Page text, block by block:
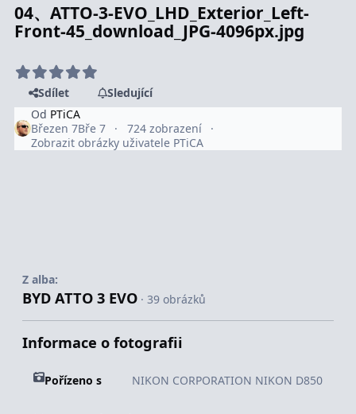
04、ATTO-3-EVO_LHD_Exterior_Left-
Front-45_download_JPG-4096px.jpg
Sdílet
Sledující
Od PTiCA
Březen 7Bře 7
724 zobrazení
Zobrazit obrázky uživatele PTiCA
Z alba:
BYD ATTO 3 EVO · 39 obrázků
Informace o fotografii
Pořízeno s NIKON CORPORATION NIKON D850